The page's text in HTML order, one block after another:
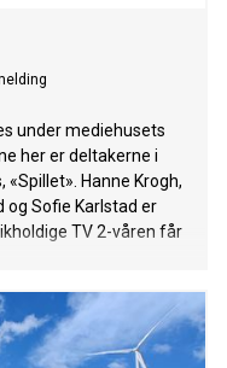
under mediehusets
her er deltakerne i
Hanne Krogh,
og Sofie Karlstad er
TV 2-våren får